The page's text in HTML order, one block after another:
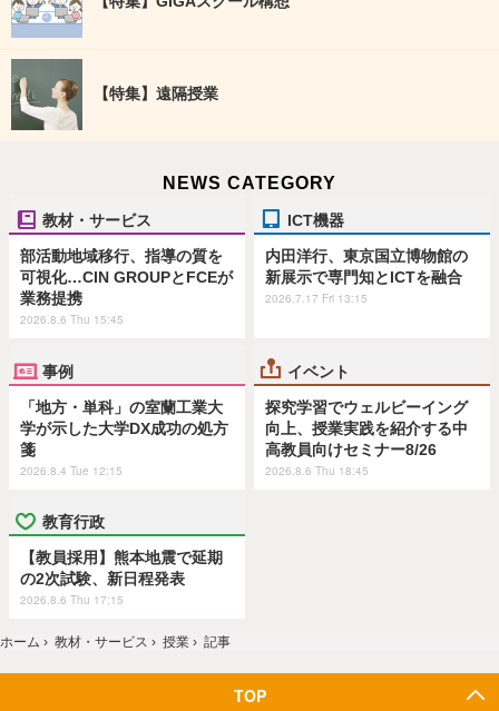
【特集】遠隔授業
NEWS CATEGORY
教材・サービス
部活動地域移行、指導の質を
可視化…CIN GROUPとFCEが
業務提携
2026.8.6 Thu 15:45
ICT機器
内田洋行、東京国立博物館の
新展示で専門知とICTを融合
2026.7.17 Fri 13:15
事例
「地方・単科」の室蘭工業大
学が示した大学DX成功の処方
箋
2026.8.4 Tue 12:15
イベント
探究学習でウェルビーイング
向上、授業実践を紹介する中
高教員向けセミナー8/26
2026.8.6 Thu 18:45
教育行政
【教員採用】熊本地震で延期
の2次試験、新日程発表
2026.8.6 Thu 17:15
ホーム › 教材・サービス › 授業 › 記事
TOP